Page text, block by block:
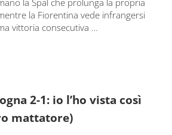
la Fiorentina vede infrangersi
vittoria consecutiva …
0-0: io l’ho vista così (Fine dell’incantesimo: la
2-1: io l’ho vista così
mattatore)